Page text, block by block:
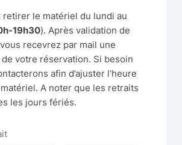
retirer le matériel du lundi au
19h30). Après validation de
recevrez par mail une
votre réservation. Si besoin
afin d’ajuster l’heure
A noter que les retraits
les jours fériés.